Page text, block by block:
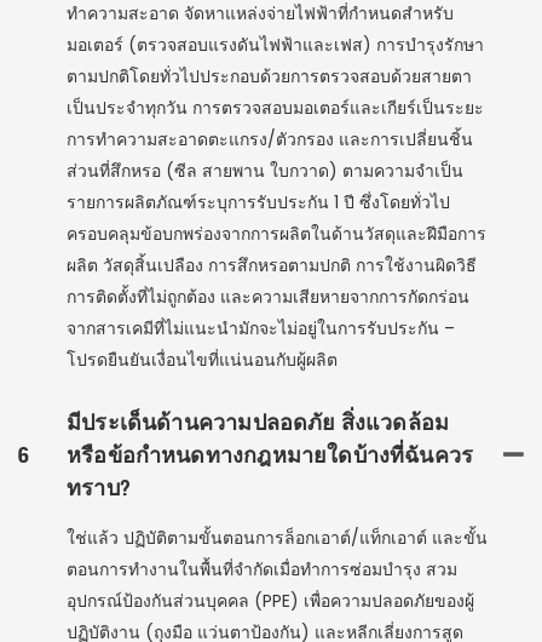
ทำความสะอาด จัดหาแหล่งจ่ายไฟฟ้าที่กำหนดสำหรับ
มอเตอร์ (ตรวจสอบแรงดันไฟฟ้าและเฟส) การบำรุงรักษา
ตามปกติโดยทั่วไปประกอบด้วยการตรวจสอบด้วยสายตา
เป็นประจำทุกวัน การตรวจสอบมอเตอร์และเกียร์เป็นระยะ
การทำความสะอาดตะแกรง/ตัวกรอง และการเปลี่ยนชิ้น
ส่วนที่สึกหรอ (ซีล สายพาน ใบกวาด) ตามความจำเป็น
รายการผลิตภัณฑ์ระบุการรับประกัน 1 ปี ซึ่งโดยทั่วไป
ครอบคลุมข้อบกพร่องจากการผลิตในด้านวัสดุและฝีมือการ
ผลิต วัสดุสิ้นเปลือง การสึกหรอตามปกติ การใช้งานผิดวิธี
การติดตั้งที่ไม่ถูกต้อง และความเสียหายจากการกัดกร่อน
จากสารเคมีที่ไม่แนะนำมักจะไม่อยู่ในการรับประกัน –
โปรดยืนยันเงื่อนไขที่แน่นอนกับผู้ผลิต
6
มีประเด็นด้านความปลอดภัย สิ่งแวดล้อม
หรือข้อกำหนดทางกฎหมายใดบ้างที่ฉันควร
ทราบ?
ใช่แล้ว ปฏิบัติตามขั้นตอนการล็อกเอาต์/แท็กเอาต์ และขั้น
ตอนการทำงานในพื้นที่จำกัดเมื่อทำการซ่อมบำรุง สวม
อุปกรณ์ป้องกันส่วนบุคคล (PPE) เพื่อความปลอดภัยของผู้
ปฏิบัติงาน (ถุงมือ แว่นตาป้องกัน) และหลีกเลี่ยงการสูด